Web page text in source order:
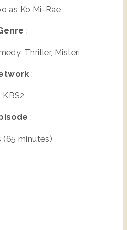
as Ko Mi-Rae
:
Thriller, Misteri
:
KBS2
:
(65 minutes)